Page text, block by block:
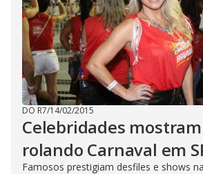
DO R7/14/02/2015
Celebridades
rolando Carnaval em
Famosos prestigiam desfiles e shows